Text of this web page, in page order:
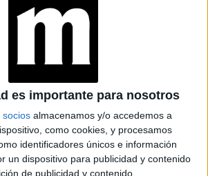
es importante para nosotros
socios almacenamos y/o accedemos a
como cookies, y procesamos
identificadores únicos e información
un dispositivo para publicidad y contenido
de publicidad y contenido,
Caras Noticias
Parabrisas
Lunateen Break BATimes
2019 - Todos los derechos reservados
Intelectual: Nro. 5346433